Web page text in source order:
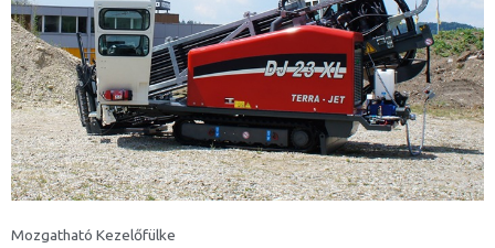
Mozgatható Kezelőfülke